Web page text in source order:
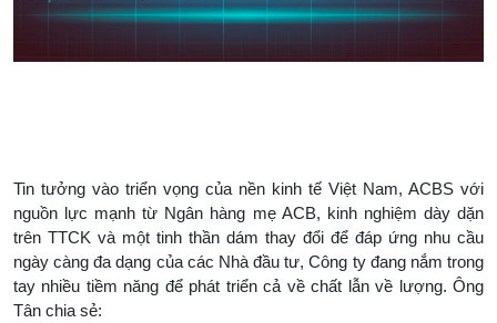
Tin tưởng vào triển vọng của nền kinh tế Việt Nam, ACBS với
nguồn lực mạnh từ Ngân hàng mẹ ACB, kinh nghiệm dày dặn
trên TTCK và một tinh thần dám thay đổi để đáp ứng nhu cầu
ngày càng đa dạng của các Nhà đầu tư, Công ty đang nắm trong
tay nhiều tiềm năng để phát triển cả về chất lẫn về lượng. Ông
Tân chia sẻ: